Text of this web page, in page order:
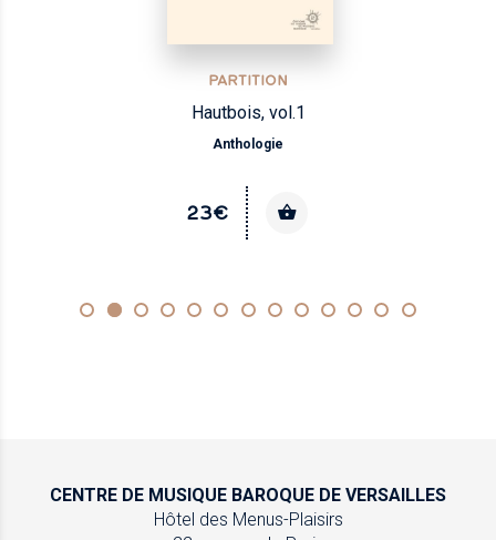
PARTITION
Hautbois, vol.1
Anthologie
23€
CENTRE DE MUSIQUE BAROQUE DE VERSAILLES
Hôtel des Menus-Plaisirs